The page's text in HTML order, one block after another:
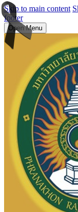
Skip to main content
footer
Open Menu